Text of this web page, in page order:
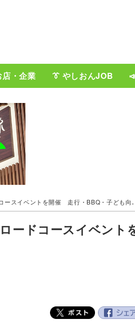
・企業 👔 やしおんJOB
イベントを開催 走行・BBQ・子ども向け企画も
ードコースイベント